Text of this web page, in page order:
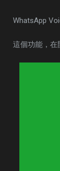
WhatsApp
這個功能，在